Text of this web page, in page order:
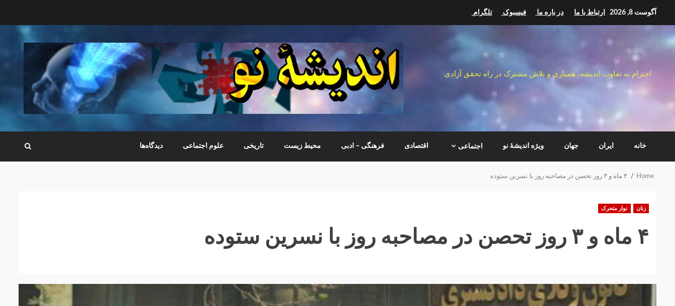
content
آگوست 8, 2026 ارتباط با ما در باره ما فیسبوک تلگرام
احترام به تفاوت اندیشه، همیاری و تلاش مشترک در راه تحقق آزادی
خانه ایران جهان ویژه اندیشهٔ نو اجتماعی اقتصادی فرهنگی – ادبی محیط زیست تاریخی علوم اجتماعی دیدگاه‌ها
Home ۴ ماه و ۳ روز تحصن در مصاحبه روز با نسرین ستوده
زنان نوار متحرک
۴ ماه و ۳ روز تحصن در مصاحبه روز با نسرین ستوده